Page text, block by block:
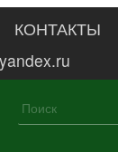
КОНТАКТЫ